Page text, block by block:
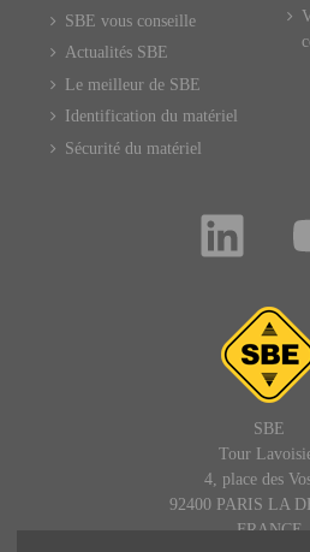
SBE vous conseille
Actualités SBE
Le meilleur de SBE
Identification du matériel
Sécurité du matériel
SBE
Tour
4, place des
92400 PARIS LA
FRANCE